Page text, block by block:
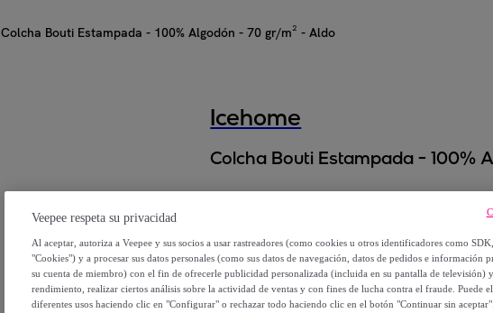
Colcha Bouti Estampada - 100% Algodón - 70 gr/m² - Aldo
Icehome
Colcha Bouti Estampada - 100%
46, €
94,00 €
-50%
Veepee respeta su privacidad
Al aceptar, autoriza a Veepee y sus socios a usar rastreadores (como cookies u otros identificadores como
"Cookies") y a procesar sus datos personales (como sus datos de navegación, datos de pedidos e información
su cuenta de miembro) con el fin de ofrecerle publicidad personalizada (incluida en su pantalla de televisión)
rendimiento, realizar ciertos análisis sobre la actividad de ventas y con fines de lucha contra el fraude. Puede
diferentes usos haciendo clic en "Configurar" o rechazar todo haciendo clic en el botón "Continuar sin